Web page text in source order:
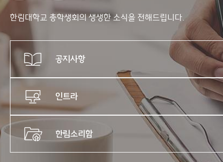
한림대학교 총학생회의생생한 소식을 전해드립니다.
공지사항
인트라
한림소리함